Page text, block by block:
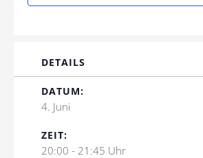
DETAILS
DATUM:
4. Juni
ZEIT:
20:00 - 21:45 Uhr